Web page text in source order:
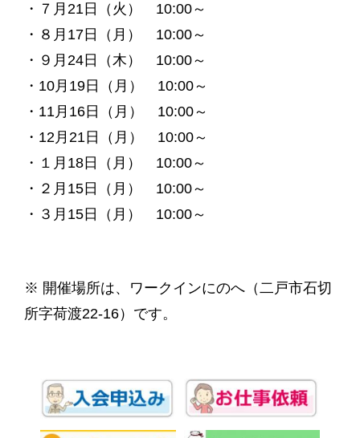
・７月21日（火） 10:00～
・８月17日（月） 10:00～
・９月24日（木） 10:00～
・10月19日（月） 10:00～
・11月16日（月） 10:00～
・12月21日（月） 10:00～
・１月18日（月） 10:00～
・２月15日（月） 10:00～
・３月15日（月） 10:00～
※ 開催場所は、ワークインにのへ（二戸市石切
所字荷渡22-16）です。